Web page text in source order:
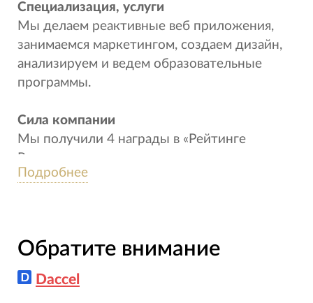
Специализация, услуги
Мы делаем реактивные веб приложения,
занимаемся маркетингом, создаем дизайн,
анализируем и ведем образовательные
программы.
Сила компании
Мы получили 4 награды в «Рейтинге
Рунета» в следующих категориях:
Корпоративные сайты
Из 320 компаний-участников лишь 13
Подробнее
Обратите внимание
Daccel